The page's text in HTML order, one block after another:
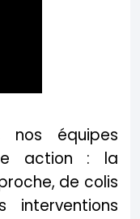
nos équipes
action : la
de colis
interventions